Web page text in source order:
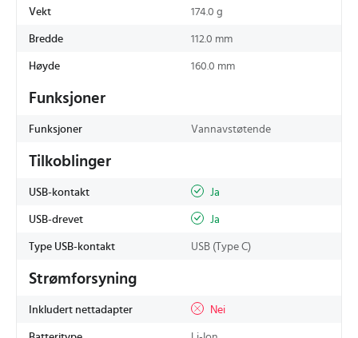
Vekt 174.0 g
Bredde 112.0 mm
Høyde 160.0 mm
Funksjoner
Funksjoner Vannavstøtende
Tilkoblinger
USB-kontakt Ja
USB-drevet Ja
Type USB-kontakt USB (Type C)
Strømforsyning
Inkludert nettadapter Nei